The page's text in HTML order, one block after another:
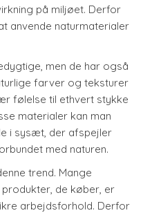
på miljøet. Derfor
anvende naturmaterialer
men de har også
farver og teksturer
følelse til ethvert stykke
materialer kan man
i sysæt, der afspejler
med naturen.
trend. Mange
de køber, er
arbejdsforhold. Derfor